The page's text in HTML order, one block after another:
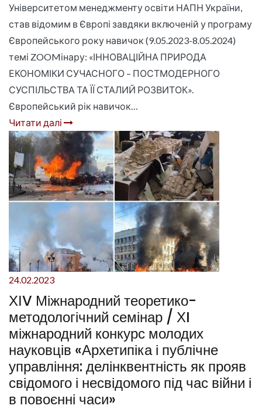
Університетом менеджменту освіти НАПН України,
став відомим в Європі завдяки включеній у програму
Європейського року навичок (9.05.2023-8.05.2024)
темі ZOOMінару: «ІННОВАЦІЙНА ПРИРОДА
ЕКОНОМІКИ СУЧАСНОГО – ПОСТМОДЕРНОГО
СУСПІЛЬСТВА ТА ЇЇ СТАЛИЙ РОЗВИТОК».
Європейський рік навичок…
Читати далі
24.02.2023
ХІV Міжнародний теоретико-
методологічний семінар / ХI
міжнародний конкурс молодих
науковців «Архетипіка і публічне
управління: делінквентність як прояв
свідомого і несвідомого під час війни і
в повоєнні часи»